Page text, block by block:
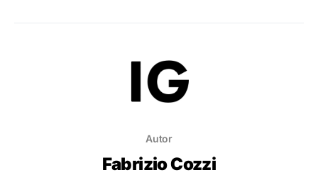
Autor
Fabrizio Cozzi